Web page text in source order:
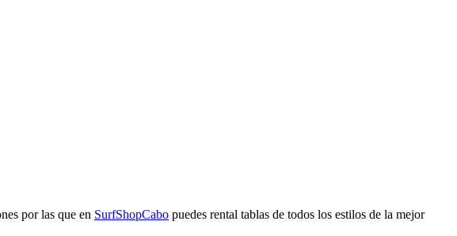
por las que en SurfShopCabo puedes rental tablas de todos los estilos de la mejor